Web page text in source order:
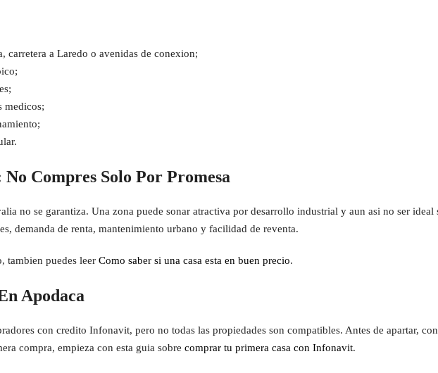
carretera a Laredo o avenidas de conexion;
medicos;
Compres Solo Por Promesa
no se garantiza. Una zona puede sonar atractiva por desarrollo industrial y aun asi no ser
demanda de renta, mantenimiento urbano y facilidad de reventa.
tambien puedes leer Como saber si una casa esta en buen precio.
Apodaca
con credito Infonavit, pero no todas las propiedades son compatibles. Antes de apartar,
compra, empieza con esta guia sobre comprar tu primera casa con Infonavit.